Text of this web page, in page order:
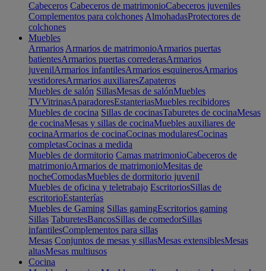
Cabeceros Cabeceros de matrimonioCabeceros juveniles
Complementos para colchones AlmohadasProtectores de
colchones
Muebles
Armarios Armarios de matrimonioArmarios puertas
batientesArmarios puertas correderasArmarios
juvenilArmarios infantilesArmarios esquinerosArmarios
vestidoresArmarios auxiliaresZapateros
Muebles de salón SillasMesas de salónMuebles
TVVitrinasAparadoresEstanteriasMuebles recibidores
Muebles de cocina Sillas de cocinasTaburetes de cocinaMesas
de cocinaMesas y sillas de cocinaMuebles auxiliares de
cocinaArmarios de cocinaCocinas modularesCocinas
completasCocinas a medida
Muebles de dormitorio Camas matrimonioCabeceros de
matrimonioArmarios de matrimonioMesitas de
nocheComodasMuebles de dormitorio juvenil
Muebles de oficina y teletrabajo EscritoriosSillas de
escritorioEstanterías
Muebles de Gaming Sillas gamingEscritorios gaming
Sillas TaburetesBancosSillas de comedorSillas
infantilesComplementos para sillas
Mesas Conjuntos de mesas y sillasMesas extensiblesMesas
altasMesas multiusos
Cocina